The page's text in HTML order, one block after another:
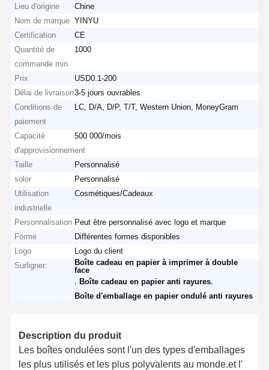
Lieu d'origine
Chine
Nom de marque YINYU
Certification
CE
Quantité de
commande min
1000
Prix
USD0.1-200
Délai de livraison3-5 jours ouvrables
Conditions de
paiement
LC, D/A, D/P, T/T, Western Union, MoneyGram
Capacité
d'approvisionnement
500 000/mois
Taille
Personnalisé
solor
Personnalisé
Utilisation
industrielle
Cosmétiques/Cadeaux
Personnalisation Peut être personnalisé avec logo et marque
Forme
Différentes formes disponibles
Logo
Logo du client
Surligner:
Boîte cadeau en papier à imprimer à double
face
,Boîte cadeau en papier anti rayures
Boîte d'emballage en papier ondulé anti rayures
Description du produit
Les boîtes ondulées sont l'un des types d'emballages
les plus utilisés et les plus polyvalents au monde.et l'